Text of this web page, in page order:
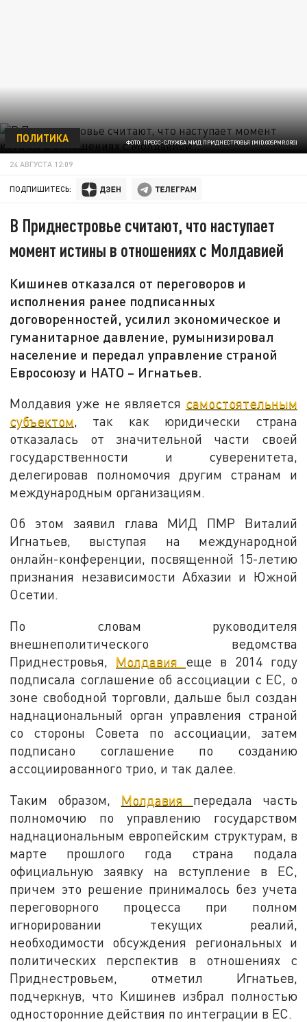
ФОТО: ПРЕСС-СЛУЖБА МИД ПРИДНЕСТРОВЬЯ (MID.GOSPMR.ORG)
ПОЛИТИКА
24 АВГУСТА 12:09
ПОДПИШИТЕСЬ:
В Приднестровье считают, что наступает
момент истины в отношениях с Молдавией
Кишинев отказался от переговоров и
исполнения ранее подписанных
договоренностей, усилил экономическое и
гуманитарное давление, румынизировал
население и передал управление страной
Евросоюзу и НАТО – Игнатьев.
Молдавия уже не является самостоятельным
субъектом, так как юридически страна
отказалась от значительной части своей
государственности и суверенитета,
делегировав полномочия другим странам и
международным организациям.
Об этом заявил глава МИД ПМР Виталий
Игнатьев, выступая на международной
онлайн-конференции, посвященной 15-летию
признания независимости Абхазии и Южной
Осетии.
По словам руководителя
внешнеполитического ведомства
Приднестровья, Молдавия еще в 2014 году
подписала соглашение об ассоциации с ЕС, о
зоне свободной торговли, дальше был создан
наднациональный орган управления страной
со стороны Совета по ассоциации, затем
подписано соглашение по созданию
ассоциированного трио, и так далее.
Таким образом, Молдавия передала часть
полномочию по управлению государством
наднациональным европейским структурам, в
марте прошлого года страна подала
официальную заявку на вступление в ЕС,
причем это решение принималось без учета
переговорного процесса при полном
игнорировании текущих реалий,
необходимости обсуждения региональных и
политических перспектив в отношениях с
Приднестровьем, отметил Игнатьев,
подчеркнув, что Кишинев избрал полностью
односторонние действия по интеграции в ЕС.